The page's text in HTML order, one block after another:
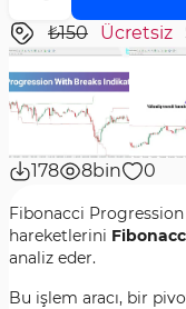
₺150 Ücretsiz
178 8bin 0
Fibonacci
hareketlerini
analiz eder.
Bu işlem aracı, bir